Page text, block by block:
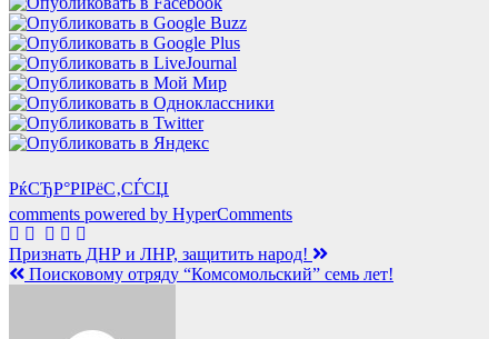
РќСЂР°РІРёС‚СЃСЏ
comments powered by HyperComments
Навигация
по
Признать ДНР и ЛНР, защитить народ!
Поисковому отряду “Комсомольский” семь лет!